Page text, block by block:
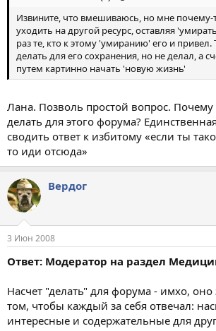
Извините, что вмешиваюсь, но мне почему-
уходить на другой ресурс, оставляя
раз те, кто к этому 'умиранию' его и привел.
делать для его сохранения, но не делал, а
путем картинно начать 'новую жизнь'
Лана. Позволь простой вопрос.
делать для этого форума?
сводить ответ к избитому «если ты
то иди отсюда»
Вердог
3 Июн 2008
Ответ: Модератор на раздел
Насчет "делать" для форума - имхо, оно
том, чтобы каждый за себя отвечал:
интересные и содержательные для